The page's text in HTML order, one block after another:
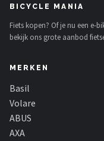
BICYCLE MANIA
Fiets kopen? Of je nu een e-
bekijk ons grote aanbod
MERKEN
Basil
Volare
ABUS
AXA